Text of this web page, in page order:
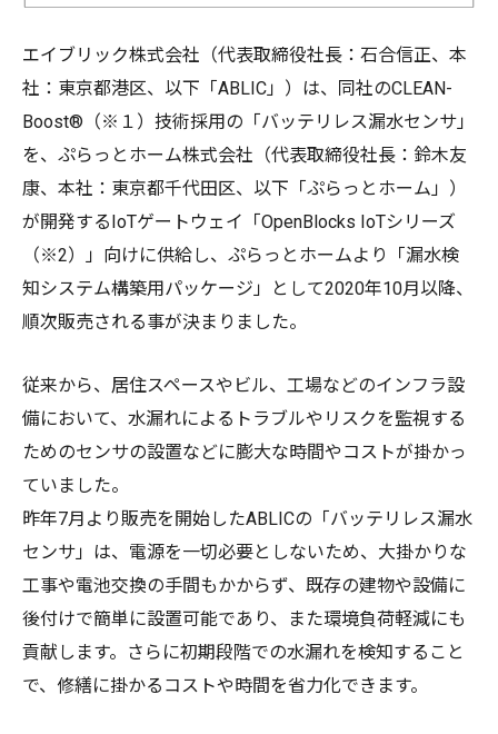
エイブリック株式会社（代表取締役社長：石合信正、本
社：東京都港区、以下「ABLIC」）は、同社のCLEAN-
Boost®（※１）技術採用の「バッテリレス漏水センサ」
を、ぷらっとホーム株式会社（代表取締役社長：鈴木友
康、本社：東京都千代田区、以下「ぷらっとホーム」）
が開発するIoTゲートウェイ「OpenBlocks IoTシリーズ
（※2）」向けに供給し、ぷらっとホームより「漏水検
知システム構築用パッケージ」として2020年10月以降、
順次販売される事が決まりました。
従来から、居住スペースやビル、工場などのインフラ設
備において、水漏れによるトラブルやリスクを監視する
ためのセンサの設置などに膨大な時間やコストが掛かっ
ていました。
昨年7月より販売を開始したABLICの「バッテリレス漏水
センサ」は、電源を一切必要としないため、大掛かりな
工事や電池交換の手間もかからず、既存の建物や設備に
後付けで簡単に設置可能であり、また環境負荷軽減にも
貢献します。さらに初期段階での水漏れを検知すること
で、修繕に掛かるコストや時間を省力化できます。